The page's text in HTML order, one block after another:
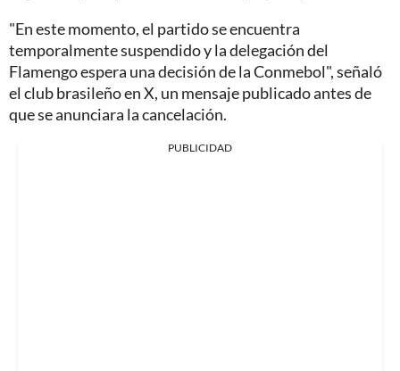
"En este momento, el partido se encuentra
temporalmente suspendido y la delegación del
Flamengo espera una decisión de la Conmebol", señaló
el club brasileño en X, un mensaje publicado antes de
que se anunciara la cancelación.
PUBLICIDAD